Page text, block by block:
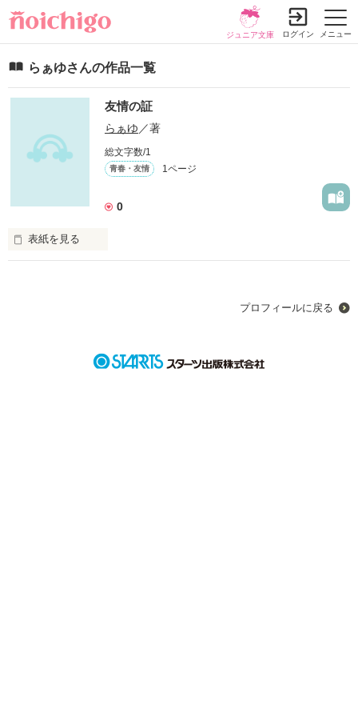
メニュー
ジュニア文庫 ログイン
らぁゆさんの作品一覧
友情の証
らぁゆ ／著
総文字数/1
青春・友情 1ページ
0
表紙を見る
プロフィールに戻る